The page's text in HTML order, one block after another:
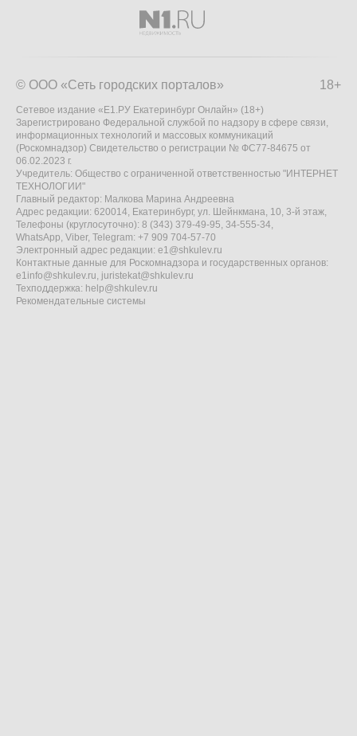
18+
© ООО «Сеть городских порталов»
Сетевое издание «Е1.РУ Екатеринбург Онлайн» (18+)
Зарегистрировано Федеральной службой по надзору в сфере связи,
информационных технологий и массовых коммуникаций
(Роскомнадзор) Свидетельство о регистрации № ФС77-84675 от
06.02.2023 г.
Учредитель: Общество с ограниченной ответственностью "ИНТЕРНЕТ
ТЕХНОЛОГИИ"
Главный редактор: Малкова Марина Андреевна
Адрес редакции: 620014, Екатеринбург, ул. Шейнкмана, 10, 3-й этаж,
Телефоны (круглосуточно): 8 (343) 379-49-95, 34-555-34,
WhatsApp, Viber, Telegram: +7 909 704-57-70
Электронный адрес редакции: e1@shkulev.ru
Контактные данные для Роскомнадзора и государственных органов:
e1info@shkulev.ru, juristekat@shkulev.ru
Техподдержка: help@shkulev.ru
Рекомендательные системы